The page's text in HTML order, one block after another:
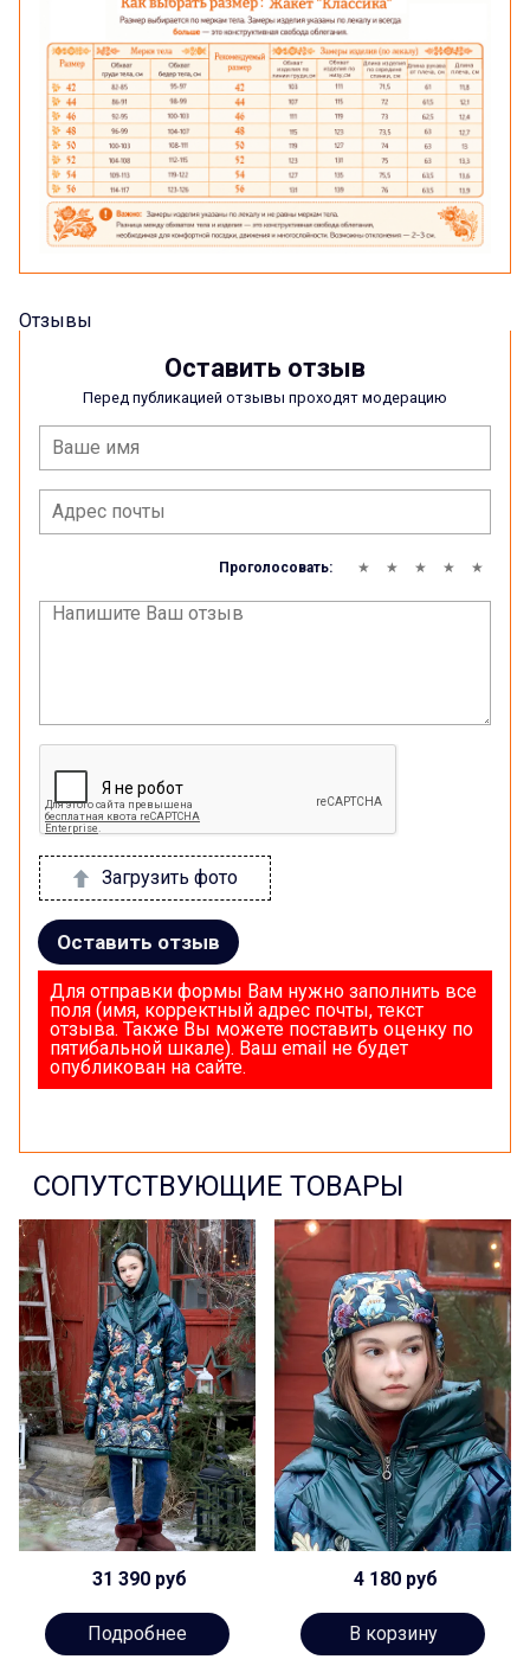
Отзывы
Оставить отзыв
Перед публикацией отзывы проходят модерацию
Проголосовать:
Загрузить фото
Оставить отзыв
Для отправки формы Вам нужно заполнить все
поля (имя, корректный адрес почты, текст
отзыва. Также Вы можете поставить оценку по
пятибальной шкале). Ваш email не будет
опубликован на сайте.
СОПУТСТВУЮЩИЕ ТОВАРЫ
31 390 руб
Подробнее
4 180 руб
В корзину